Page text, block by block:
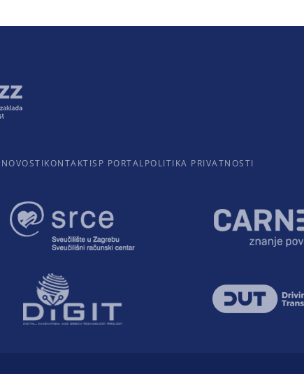
NOVOSTIKONTAKTISP PORTALPOLITIKA PRIVATNOSTI